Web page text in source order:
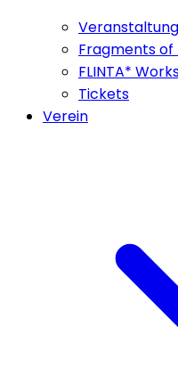
Fragments of
FLINTA*
Tickets
Verein